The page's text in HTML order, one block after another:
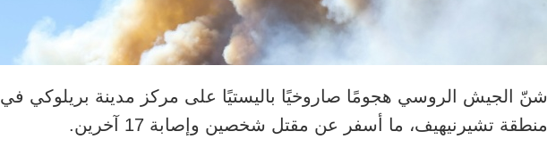
شنّ الجيش الروسي هجومًا صاروخيًا باليستيًا على مركز مدينة بريلوكي في
منطقة تشيرنيهيف، ما أسفر عن مقتل شخصين وإصابة 17 آخرين.